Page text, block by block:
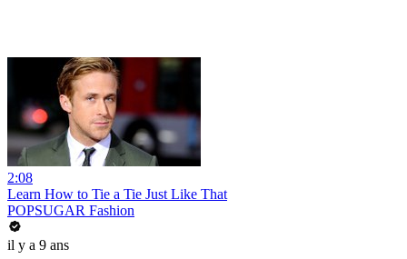
2:08
Learn How to Tie a Tie Just Like That
POPSUGAR Fashion
il y a 9 ans